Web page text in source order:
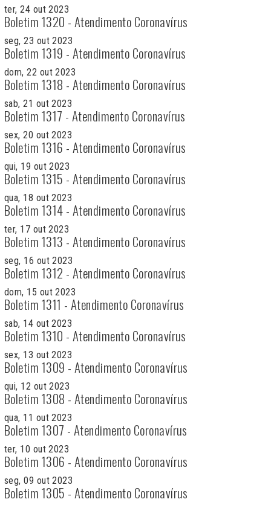
ter, 24 out 2023
Boletim 1320 - Atendimento Coronavírus
seg, 23 out 2023
Boletim 1319 - Atendimento Coronavírus
dom, 22 out 2023
Boletim 1318 - Atendimento Coronavírus
sab, 21 out 2023
Boletim 1317 - Atendimento Coronavírus
sex, 20 out 2023
Boletim 1316 - Atendimento Coronavírus
qui, 19 out 2023
Boletim 1315 - Atendimento Coronavírus
qua, 18 out 2023
Boletim 1314 - Atendimento Coronavírus
ter, 17 out 2023
Boletim 1313 - Atendimento Coronavírus
seg, 16 out 2023
Boletim 1312 - Atendimento Coronavírus
dom, 15 out 2023
Boletim 1311 - Atendimento Coronavírus
sab, 14 out 2023
Boletim 1310 - Atendimento Coronavírus
sex, 13 out 2023
Boletim 1309 - Atendimento Coronavírus
qui, 12 out 2023
Boletim 1308 - Atendimento Coronavírus
qua, 11 out 2023
Boletim 1307 - Atendimento Coronavírus
ter, 10 out 2023
Boletim 1306 - Atendimento Coronavírus
seg, 09 out 2023
Boletim 1305 - Atendimento Coronavírus